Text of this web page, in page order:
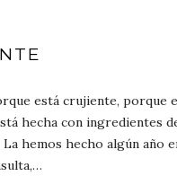
está crujiente, porque
hecha con ingredientes
hemos hecho algún año